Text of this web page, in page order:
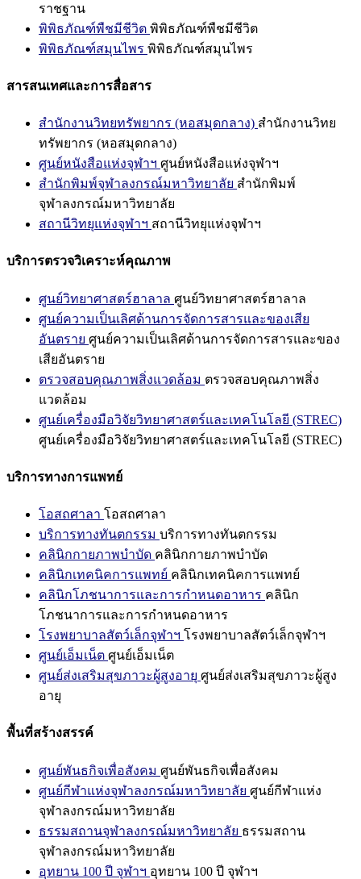
ราชฐาน
พิพิธภัณฑ์พืชมีชีวิต พิพิธภัณฑ์พืชมีชีวิต
พิพิธภัณฑ์สมุนไพร พิพิธภัณฑ์สมุนไพร
สารสนเทศและการสื่อสาร
สำนักงานวิทยทรัพยากร (หอสมุดกลาง) สำนักงานวิทย
ทรัพยากร (หอสมุดกลาง)
ศูนย์หนังสือแห่งจุฬาฯ ศูนย์หนังสือแห่งจุฬาฯ
สำนักพิมพ์จุฬาลงกรณ์มหาวิทยาลัย สำนักพิมพ์
จุฬาลงกรณ์มหาวิทยาลัย
สถานีวิทยุแห่งจุฬาฯ สถานีวิทยุแห่งจุฬาฯ
บริการตรวจวิเคราะห์คุณภาพ
ศูนย์วิทยาศาสตร์ฮาลาล ศูนย์วิทยาศาสตร์ฮาลาล
ศูนย์ความเป็นเลิศด้านการจัดการสารและของเสีย
อันตราย ศูนย์ความเป็นเลิศด้านการจัดการสารและของ
เสียอันตราย
ตรวจสอบคุณภาพสิ่งแวดล้อม ตรวจสอบคุณภาพสิ่ง
แวดล้อม
ศูนย์เครื่องมือวิจัยวิทยาศาสตร์และเทคโนโลยี (STREC)
ศูนย์เครื่องมือวิจัยวิทยาศาสตร์และเทคโนโลยี (STREC)
บริการทางการแพทย์
โอสถศาลา โอสถศาลา
บริการทางทันตกรรม บริการทางทันตกรรม
คลินิกกายภาพบำบัด คลินิกกายภาพบำบัด
คลินิกเทคนิคการแพทย์ คลินิกเทคนิคการแพทย์
คลินิกโภชนาการและการกำหนดอาหาร คลินิก
โภชนาการและการกำหนดอาหาร
โรงพยาบาลสัตว์เล็กจุฬาฯ โรงพยาบาลสัตว์เล็กจุฬาฯ
ศูนย์เอ็มเน็ต ศูนย์เอ็มเน็ต
ศูนย์ส่งเสริมสุขภาวะผู้สูงอายุ ศูนย์ส่งเสริมสุขภาวะผู้สูง
อายุ
พื้นที่สร้างสรรค์
ศูนย์พันธกิจเพื่อสังคม ศูนย์พันธกิจเพื่อสังคม
ศูนย์กีฬาแห่งจุฬาลงกรณ์มหาวิทยาลัย ศูนย์กีฬาแห่ง
จุฬาลงกรณ์มหาวิทยาลัย
ธรรมสถานจุฬาลงกรณ์มหาวิทยาลัย ธรรมสถาน
จุฬาลงกรณ์มหาวิทยาลัย
อุทยาน 100 ปี จุฬาฯ อุทยาน 100 ปี จุฬาฯ